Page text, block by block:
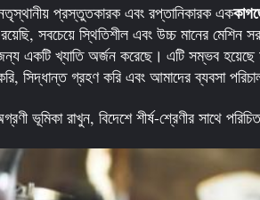
প্রস্তুতকারক এবং রপ্তানিকারক এক
সবচেয়ে স্থিতিশীল এবং উচ্চ মানের মেশিন
একটি খ্যাতি অর্জন করেছে। এটি সম্ভব হয়েছে
সিদ্ধান্ত গ্রহণ করি এবং আমাদের ব্যবসা
ভূমিকা রাখুন, বিদেশে শীর্ষ-শ্রেণীর সাথে